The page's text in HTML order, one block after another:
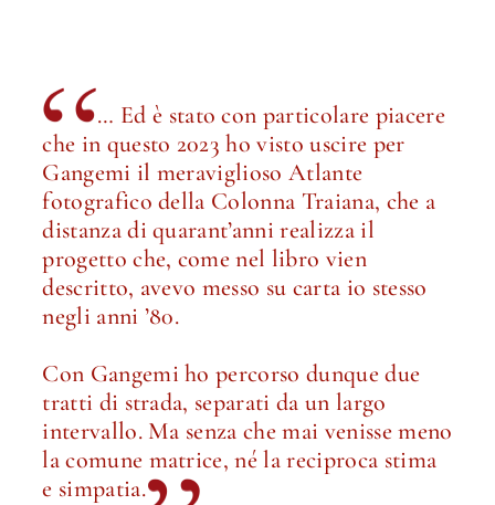
… Ed è stato con particolare piacere
che in questo 2023 ho visto uscire per
Gangemi il meraviglioso Atlante
fotografico della Colonna Traiana, che a
distanza di quarant’anni realizza il
progetto che, come nel libro vien
descritto, avevo messo su carta io stesso
negli anni ’80.
Con Gangemi ho percorso dunque due
tratti di strada, separati da un largo
intervallo. Ma senza che mai venisse meno
la comune matrice, né la reciproca stima
e simpatia.